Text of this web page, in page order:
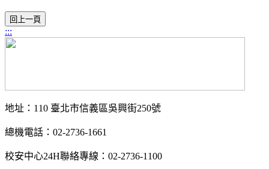
:::
地址：110 臺北市信義區吳興街250號
總機電話：02-2736-1661
校安中心24H聯絡專線：02-2736-1100